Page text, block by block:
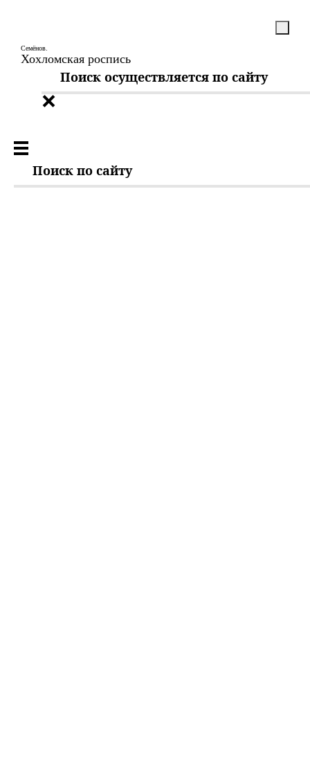
Семёнов.
Хохломская роспись